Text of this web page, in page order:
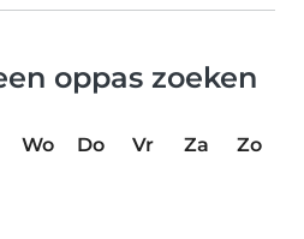
oppas zoeken
Wo Do Vr Za
Zo